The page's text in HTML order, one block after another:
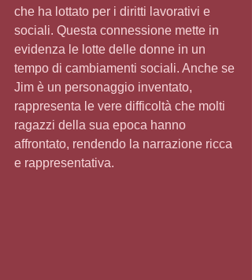
che ha lottato per i diritti lavorativi e
sociali. Questa connessione mette in
evidenza le lotte delle donne in un
tempo di cambiamenti sociali. Anche se
Jim è un personaggio inventato,
rappresenta le vere difficoltà che molti
ragazzi della sua epoca hanno
affrontato, rendendo la narrazione ricca
e rappresentativa.